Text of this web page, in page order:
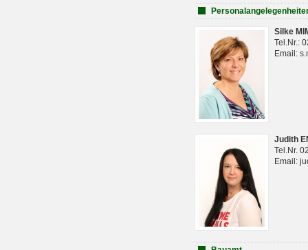
Silke
Tel.Nr.:
Email:
Judith
Tel.Nr.
Email: